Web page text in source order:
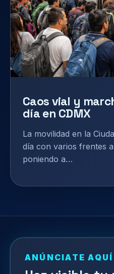
Caos vial y
día en CDMX
La movilidad en la
día con varios frentes
poniendo a…
ANÚNCIATE AQUÍ